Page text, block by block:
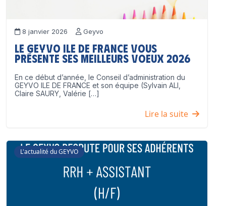
8 janvier 2026 Geyvo
Le GEYVO Ile de France vous
présente ses meilleurs voeux 2026
En ce début d’année, le Conseil d’administration du
GEYVO ILE DE FRANCE et son équipe (Sylvain ALI,
Claire SAURY, Valérie […]
Lire la suite
L'actualité du GEYVO